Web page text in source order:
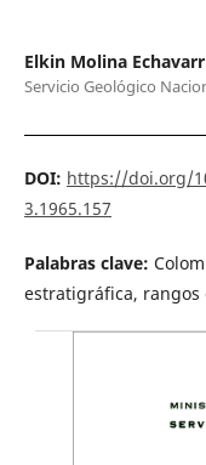
Elkin Molina
Servicio Geológico
DOI: https://doi.org/
3.1965.157
Palabras clave:
estratigráfica, rangos